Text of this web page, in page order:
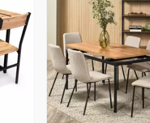
Vista Previa